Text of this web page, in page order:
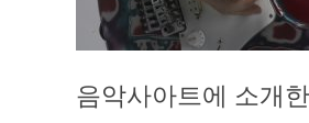
음악사아트에 소개